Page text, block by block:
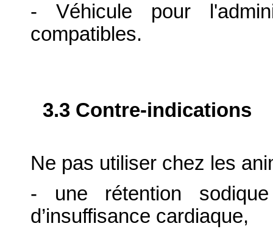
- Véhicule pour
compatibles.
3.3 Contre-indications
Ne pas utiliser chez les
- une rétention
d’insuffisance cardiaque,